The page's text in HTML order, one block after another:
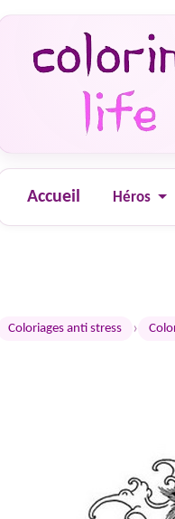
Accueil Héros
Coloriages anti stress ›